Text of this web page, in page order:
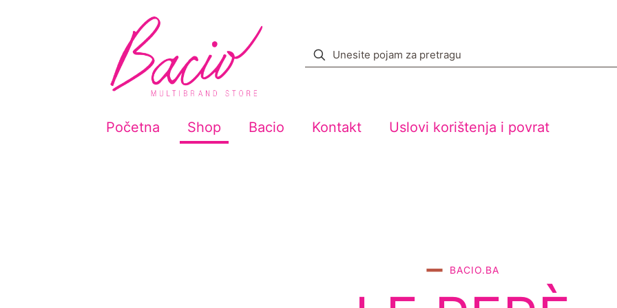
Početna Shop Bacio Kontakt Uslovi korištenja i povrat
BACIO.BA